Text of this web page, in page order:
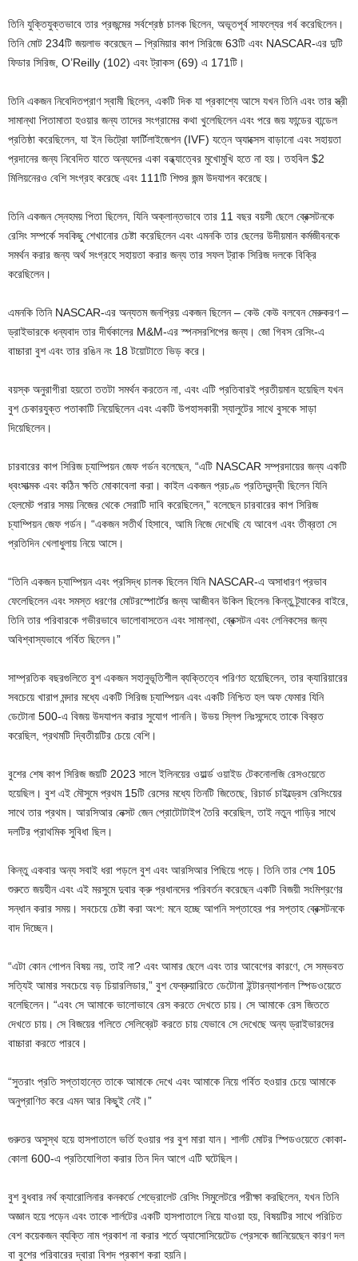
তিনি যুক্তিযুক্তভাবে তার প্রজন্মের সর্বশ্রেষ্ঠ চালক ছিলেন, অভূতপূর্ব সাফল্যের গর্ব করেছিলেন।
তিনি মোট 234টি জয়লাভ করেছেন – প্রিমিয়ার কাপ সিরিজে 63টি এবং NASCAR-এর দুটি
ফিডার সিরিজ, O’Reilly (102) এবং ট্রাকস (69) এ 171টি।
তিনি একজন নিবেদিতপ্রাণ স্বামী ছিলেন, একটি দিক যা প্রকাশ্যে আসে যখন তিনি এবং তার স্ত্রী
সামান্থা পিতামাতা হওয়ার জন্য তাদের সংগ্রামের কথা খুলেছিলেন এবং পরে জয় ফান্ডের বান্ডেল
প্রতিষ্ঠা করেছিলেন, যা ইন ভিট্রো ফার্টিলাইজেশন (IVF) যত্নে অ্যাক্সেস বাড়ানো এবং সহায়তা
প্রদানের জন্য নিবেদিত যাতে অন্যদের একা বন্ধ্যাত্বের মুখোমুখি হতে না হয়। তহবিল $2
মিলিয়নেরও বেশি সংগ্রহ করেছে এবং 111টি শিশুর জন্ম উদযাপন করেছে।
তিনি একজন স্নেহময় পিতা ছিলেন, যিনি অক্লান্তভাবে তার 11 বছর বয়সী ছেলে ব্রেক্সটনকে
রেসিং সম্পর্কে সবকিছু শেখানোর চেষ্টা করেছিলেন এবং এমনকি তার ছেলের উদীয়মান কর্মজীবনকে
সমর্থন করার জন্য অর্থ সংগ্রহে সহায়তা করার জন্য তার সফল ট্রাক সিরিজ দলকে বিক্রি
করেছিলেন।
এমনকি তিনি NASCAR-এর অন্যতম জনপ্রিয় একজন ছিলেন – কেউ কেউ বলবেন মেরুকরণ –
ড্রাইভারকে ধন্যবাদ তার দীর্ঘকালের M&M-এর স্পনসরশিপের জন্য। জো গিবস রেসিং-এ
বাচ্চারা বুশ এবং তার রঙিন নং 18 টয়োটাতে ভিড় করে।
বয়স্ক অনুরাগীরা হয়তো ততটা সমর্থন করতেন না, এবং এটি প্রতিবারই প্রতীয়মান হয়েছিল যখন
বুশ চেকারযুক্ত পতাকাটি নিয়েছিলেন এবং একটি উপহাসকারী স্যালুটের সাথে বুসকে সাড়া
দিয়েছিলেন।
চারবারের কাপ সিরিজ চ্যাম্পিয়ন জেফ গর্ডন বলেছেন, “এটি NASCAR সম্প্রদায়ের জন্য একটি
ধ্বংসাত্মক এবং কঠিন ক্ষতি মোকাবেলা করা। কাইল একজন প্রচণ্ড প্রতিদ্বন্দ্বী ছিলেন যিনি
হেলমেট পরার সময় নিজের থেকে সেরাটি দাবি করেছিলেন,” বলেছেন চারবারের কাপ সিরিজ
চ্যাম্পিয়ন জেফ গর্ডন। “একজন সতীর্থ হিসাবে, আমি নিজে দেখেছি যে আবেগ এবং তীব্রতা সে
প্রতিদিন খেলাধুলায় নিয়ে আসে।
“তিনি একজন চ্যাম্পিয়ন এবং প্রসিদ্ধ চালক ছিলেন যিনি NASCAR-এ অসাধারণ প্রভাব
ফেলেছিলেন এবং সমস্ত ধরণের মোটরস্পোর্টের জন্য আজীবন উকিল ছিলেন৷ কিন্তু ট্র্যাকের বাইরে,
তিনি তার পরিবারকে গভীরভাবে ভালোবাসতেন এবং সামান্থা, ব্রেক্সটন এবং লেনিকসের জন্য
অবিশ্বাস্যভাবে গর্বিত ছিলেন।”
সাম্প্রতিক বছরগুলিতে বুশ একজন সহানুভূতিশীল ব্যক্তিত্বে পরিণত হয়েছিলেন, তার ক্যারিয়ারের
সবচেয়ে খারাপ মন্দার মধ্যে একটি সিরিজ চ্যাম্পিয়ন এবং একটি নিশ্চিত হল অফ ফেমার যিনি
ডেটোনা 500-এ বিজয় উদযাপন করার সুযোগ পাননি। উভয় স্লিপ নিঃসন্দেহে তাকে বিব্রত
করেছিল, প্রথমটি দ্বিতীয়টির চেয়ে বেশি।
বুশের শেষ কাপ সিরিজ জয়টি 2023 সালে ইলিনয়ের ওয়ার্ল্ড ওয়াইড টেকনোলজি রেসওয়েতে
হয়েছিল। বুশ এই মৌসুমে প্রথম 15টি রেসের মধ্যে তিনটি জিতেছে, রিচার্ড চাইল্ড্রেস রেসিংয়ের
সাথে তার প্রথম। আরসিআর নেক্সট জেন প্রোটোটাইপ তৈরি করেছিল, তাই নতুন গাড়ির সাথে
দলটির প্রাথমিক সুবিধা ছিল।
কিন্তু একবার অন্য সবাই ধরা পড়লে বুশ এবং আরসিআর পিছিয়ে পড়ে। তিনি তার শেষ 105
শুরুতে জয়হীন এবং এই মরসুমে দুবার ক্রু প্রধানদের পরিবর্তন করেছেন একটি বিজয়ী সংমিশ্রণের
সন্ধান করার সময়। সবচেয়ে চেষ্টা করা অংশ: মনে হচ্ছে আপনি সপ্তাহের পর সপ্তাহ ব্রেক্সটনকে
বাদ দিচ্ছেন।
“এটা কোন গোপন বিষয় নয়, তাই না? এবং আমার ছেলে এবং তার আবেগের কারণে, সে সম্ভবত
সত্যিই আমার সবচেয়ে বড় চিয়ারলিডার,” বুশ ফেব্রুয়ারিতে ডেটোনা ইন্টারন্যাশনাল স্পিডওয়েতে
বলেছিলেন। “এবং সে আমাকে ভালোভাবে রেস করতে দেখতে চায়। সে আমাকে রেস জিততে
দেখতে চায়। সে বিজয়ের গলিতে সেলিব্রেট করতে চায় যেভাবে সে দেখেছে অন্য ড্রাইভারদের
বাচ্চারা করতে পারবে।
“সুতরাং প্রতি সপ্তাহান্তে তাকে আমাকে দেখে এবং আমাকে নিয়ে গর্বিত হওয়ার চেয়ে আমাকে
অনুপ্রাণিত করে এমন আর কিছুই নেই।”
গুরুতর অসুস্থ হয়ে হাসপাতালে ভর্তি হওয়ার পর বুশ মারা যান। শার্লট মোটর স্পিডওয়েতে কোকা-
কোলা 600-এ প্রতিযোগিতা করার তিন দিন আগে এটি ঘটেছিল।
বুশ বুধবার নর্থ ক্যারোলিনার কনকর্ডে শেভ্রোলেট রেসিং সিমুলেটরে পরীক্ষা করছিলেন, যখন তিনি
অজ্ঞান হয়ে পড়েন এবং তাকে শার্লটের একটি হাসপাতালে নিয়ে যাওয়া হয়, বিষয়টির সাথে পরিচিত
বেশ কয়েকজন ব্যক্তি নাম প্রকাশ না করার শর্তে অ্যাসোসিয়েটেড প্রেসকে জানিয়েছেন কারণ দল
বা বুশের পরিবারের দ্বারা বিশদ প্রকাশ করা হয়নি।